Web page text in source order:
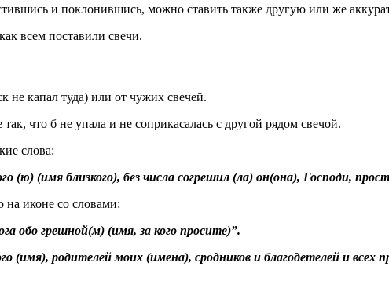
и поклонившись, можно ставить также другую или же
всем поставили свечи.
не капал туда) или от чужих свечей.
что б не упала и не соприкасалась с другой рядом свечой.
слова:
(имя близкого), без числа согрешил (ла) он(она), Господи,
на иконе со словами:
обо грешной(м) (имя, за кого просите)”.
(имя), родителей моих (имена), сродников и благодетелей и всех